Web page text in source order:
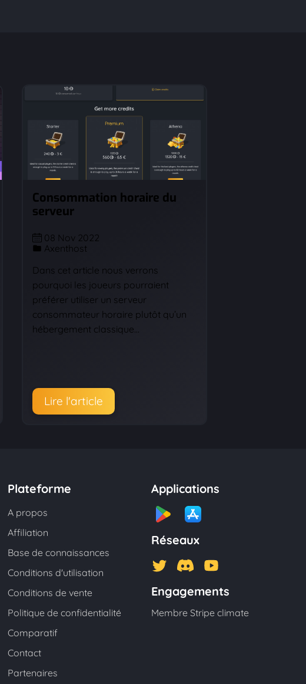
Consommation horaire du
serveur
08 Nov 2022
Axenthost
Dans cet article nous verrons
pourquoi les joueurs pourraient
préférer utiliser un serveur
consommateur horaire plutôt qu’un
hébergement classique…
Lire l'article
Plateforme
A propos
Affiliation
Base de connaissances
Conditions d'utilisation
Conditions de vente
Politique de confidentialité
Comparatif
Contact
Partenaires
Applications
Réseaux
Engagements
Membre Stripe climate